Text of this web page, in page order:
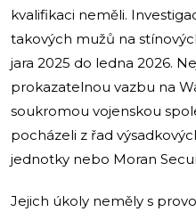
kvalifikaci neměli.
takových mužů na
jara 2025 do ledna 2026.
prokazatelnou vazbu na
soukromou vojenskou
pocházeli z řad
jednotky nebo Moran
Jejich úkoly neměly s